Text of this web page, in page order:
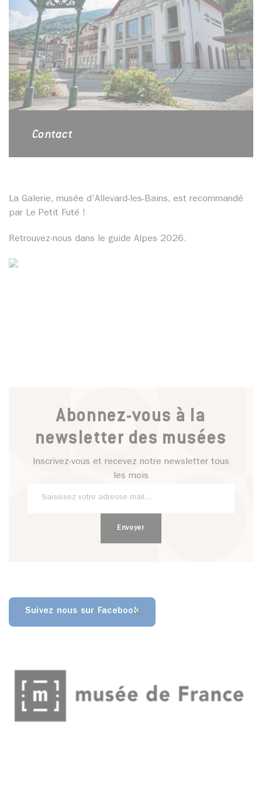
Contact
La Galerie, musée d'Allevard-les-Bains, est recommandé
par Le Petit Futé !
Retrouvez-nous dans le guide Alpes 2026.
Abonnez-vous à la
newsletter des musées
Inscrivez-vous et recevez notre newsletter tous
les mois
Suivez nous sur Facebook